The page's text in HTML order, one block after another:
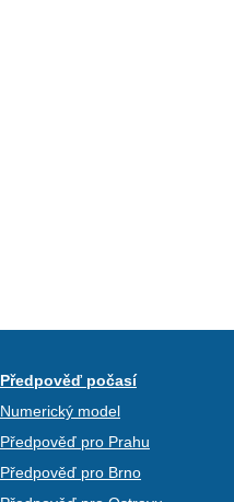
Předpověď počasí
Numerický model
Předpověď pro Prahu
Předpověď pro Brno